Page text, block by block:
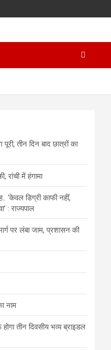
पूरी, तीन दिन बाद छात्रों का
रांची में हंगामा
‘केवल डिग्री काफी नहीं,
: राज्यपाल
पर लंबा जाम, प्रशासन की
नाम
तीन दिवसीय भव्य ब्राइडल